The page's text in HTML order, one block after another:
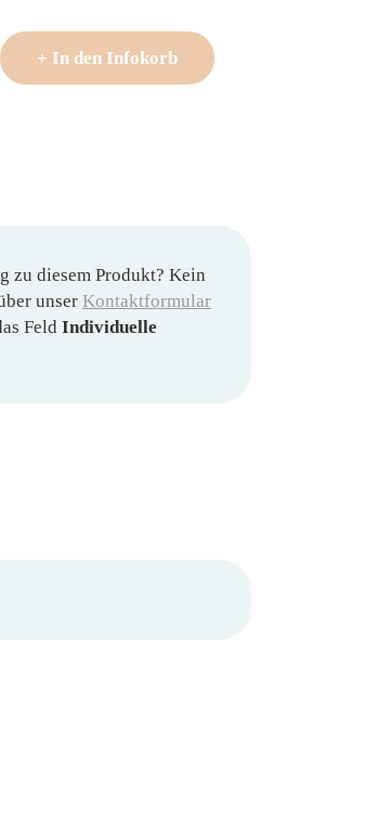
+ In den Infokorb
zu diesem Produkt? Kein
unser Kontaktformular
Feld Individuelle